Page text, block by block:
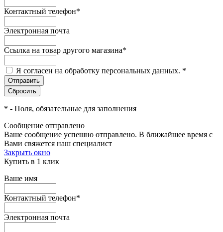
Контактный телефон*
Электронная почта
Ссылка на товар другого магазина*
Я согласен на обработку персональных данных. *
* - Поля, обязательные для заполнения
Сообщение отправлено
Ваше сообщение успешно отправлено. В ближайшее время с
Вами свяжется наш специалист
Закрыть окно
Купить в 1 клик
Ваше имя
Контактный телефон*
Электронная почта